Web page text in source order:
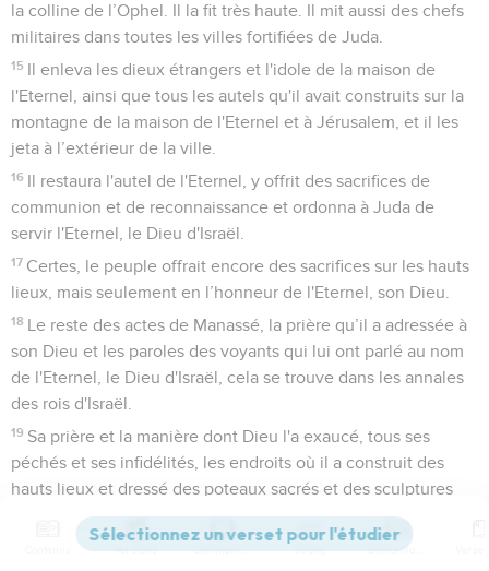
la colline de l’Ophel. Il la fit très haute. Il mit aussi des chefs
militaires dans toutes les villes fortifiées de Juda.
15 Il enleva les dieux étrangers et l'idole de la maison de
l'Eternel, ainsi que tous les autels qu'il avait construits sur la
montagne de la maison de l'Eternel et à Jérusalem, et il les
jeta à l’extérieur de la ville.
16 Il restaura l'autel de l'Eternel, y offrit des sacrifices de
communion et de reconnaissance et ordonna à Juda de
servir l'Eternel, le Dieu d'Israël.
17 Certes, le peuple offrait encore des sacrifices sur les hauts
lieux, mais seulement en l’honneur de l'Eternel, son Dieu.
18 Le reste des actes de Manassé, la prière qu’il a adressée à
son Dieu et les paroles des voyants qui lui ont parlé au nom
de l'Eternel, le Dieu d'Israël, cela se trouve dans les annales
des rois d'Israël.
19 Sa prière et la manière dont Dieu l'a exaucé, tous ses
péchés et ses infidélités, les endroits où il a construit des
hauts lieux et dressé des poteaux sacrés et des sculptures
sacrées avant de s’humilier, cela est décrit dans les annales
de Hozaï.
Versions Commentaires Strong